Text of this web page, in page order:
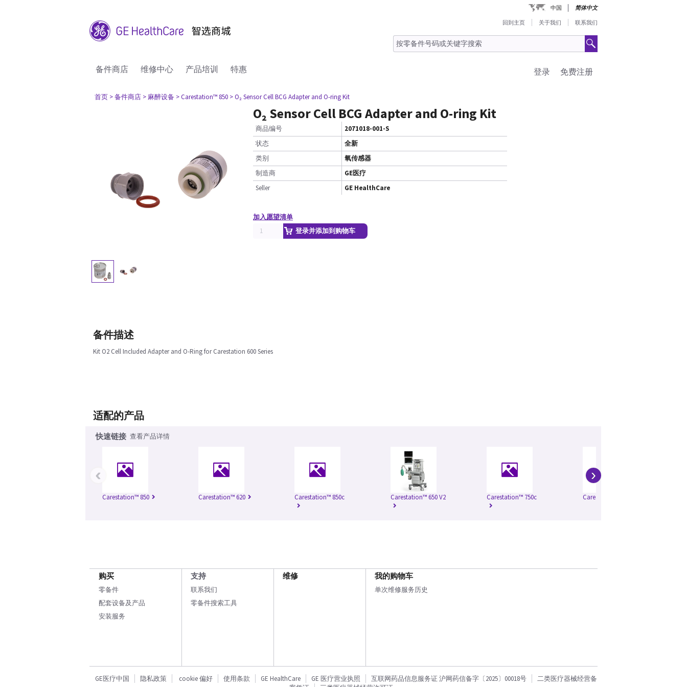
中国 简体中文
回到主页 关于我们 联系我们
备件商店 维修中心 产品培训 特惠 免费注册
登录
首页 > 备件商店 > 麻醉设备 > Carestation™ 850 > O₂ Sensor Cell BCG Adapter and O-ring Kit
O₂ Sensor Cell BCG Adapter and O-ring Kit
商品编号
2071018-001-S
状态
全新
类别
氧传感器
制造商
GE医疗
Seller
GE HealthCare
加入愿望清单
登录并添加到购物车
备件描述
Kit O2 Cell Included Adapter and O-Ring for Carestation 600 Series
适配的产品
快速链接 查看产品详情
Carestation™ 850 Carestation™ 620 Carestation™ 850c Carestation™ 650 V2 Carestation™ 750c Carestation™ 750
‹ ›
购买
零备件
配套设备及产品
安装服务
支持
联系我们
零备件搜索工具
维修 我的购物车
单次维修服务历史
GE医疗中国 隐私政策 cookie 偏好 使用条款 GE HealthCare GE 医疗营业执照 互联网药品信息服务证 沪网药信备字〔2025〕00018号
二类医疗器械经营备